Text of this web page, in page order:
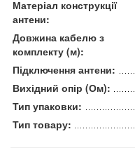
Матеріал конструкції
антени:
Довжина кабелю з
комплекту (м):
Підключення антени:
Вихідний опір (Ом):
Тип упаковки:
Тип товару: